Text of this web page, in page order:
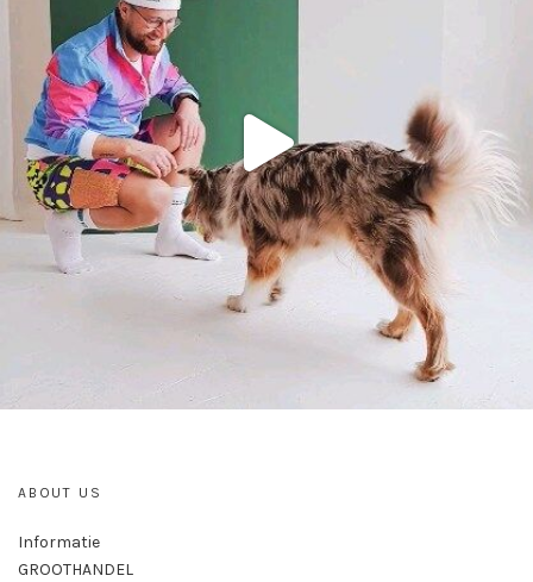
ABOUT US
Informatie
GROOTHANDEL